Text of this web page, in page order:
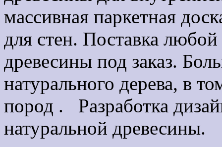
массивная паркетная
для стен. Поставка
древесины под заказ.
натурального дерева, в
пород . Разработка
натуральной древесины.